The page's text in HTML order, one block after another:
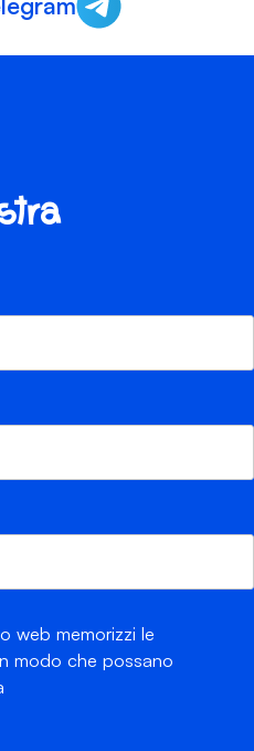
web memorizzi le
modo che possano